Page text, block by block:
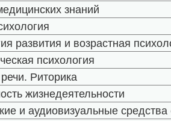
знаний
развития и возрастная
психология
Риторика
жизнедеятельности
и аудиовизуальные средства